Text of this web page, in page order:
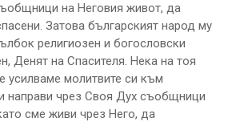
на Неговия живот, да
Затова българският народ му
религиозен и богословски
Денят на Спасителя. Нека на тоя
усилваме молитвите си към
направи чрез Своя Дух съобщници
сме живи чрез Него, да